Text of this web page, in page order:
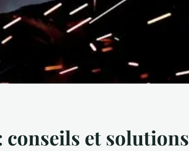
conseils et solutions